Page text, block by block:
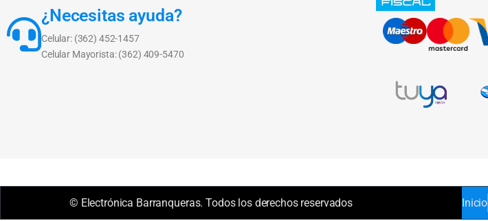
¿Necesitas ayuda?
Celular: (362) 452-1457
Celular Mayorista: (362) 409-5470
© Electrónica Barranqueras. Todos los derechos reservados Inicio